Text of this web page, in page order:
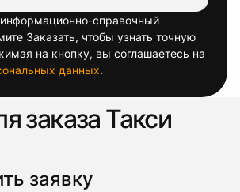
справочный
Заказать, чтобы узнать точную
на кнопку, вы соглашаетесь на
данных.
заказа Такси
заявку